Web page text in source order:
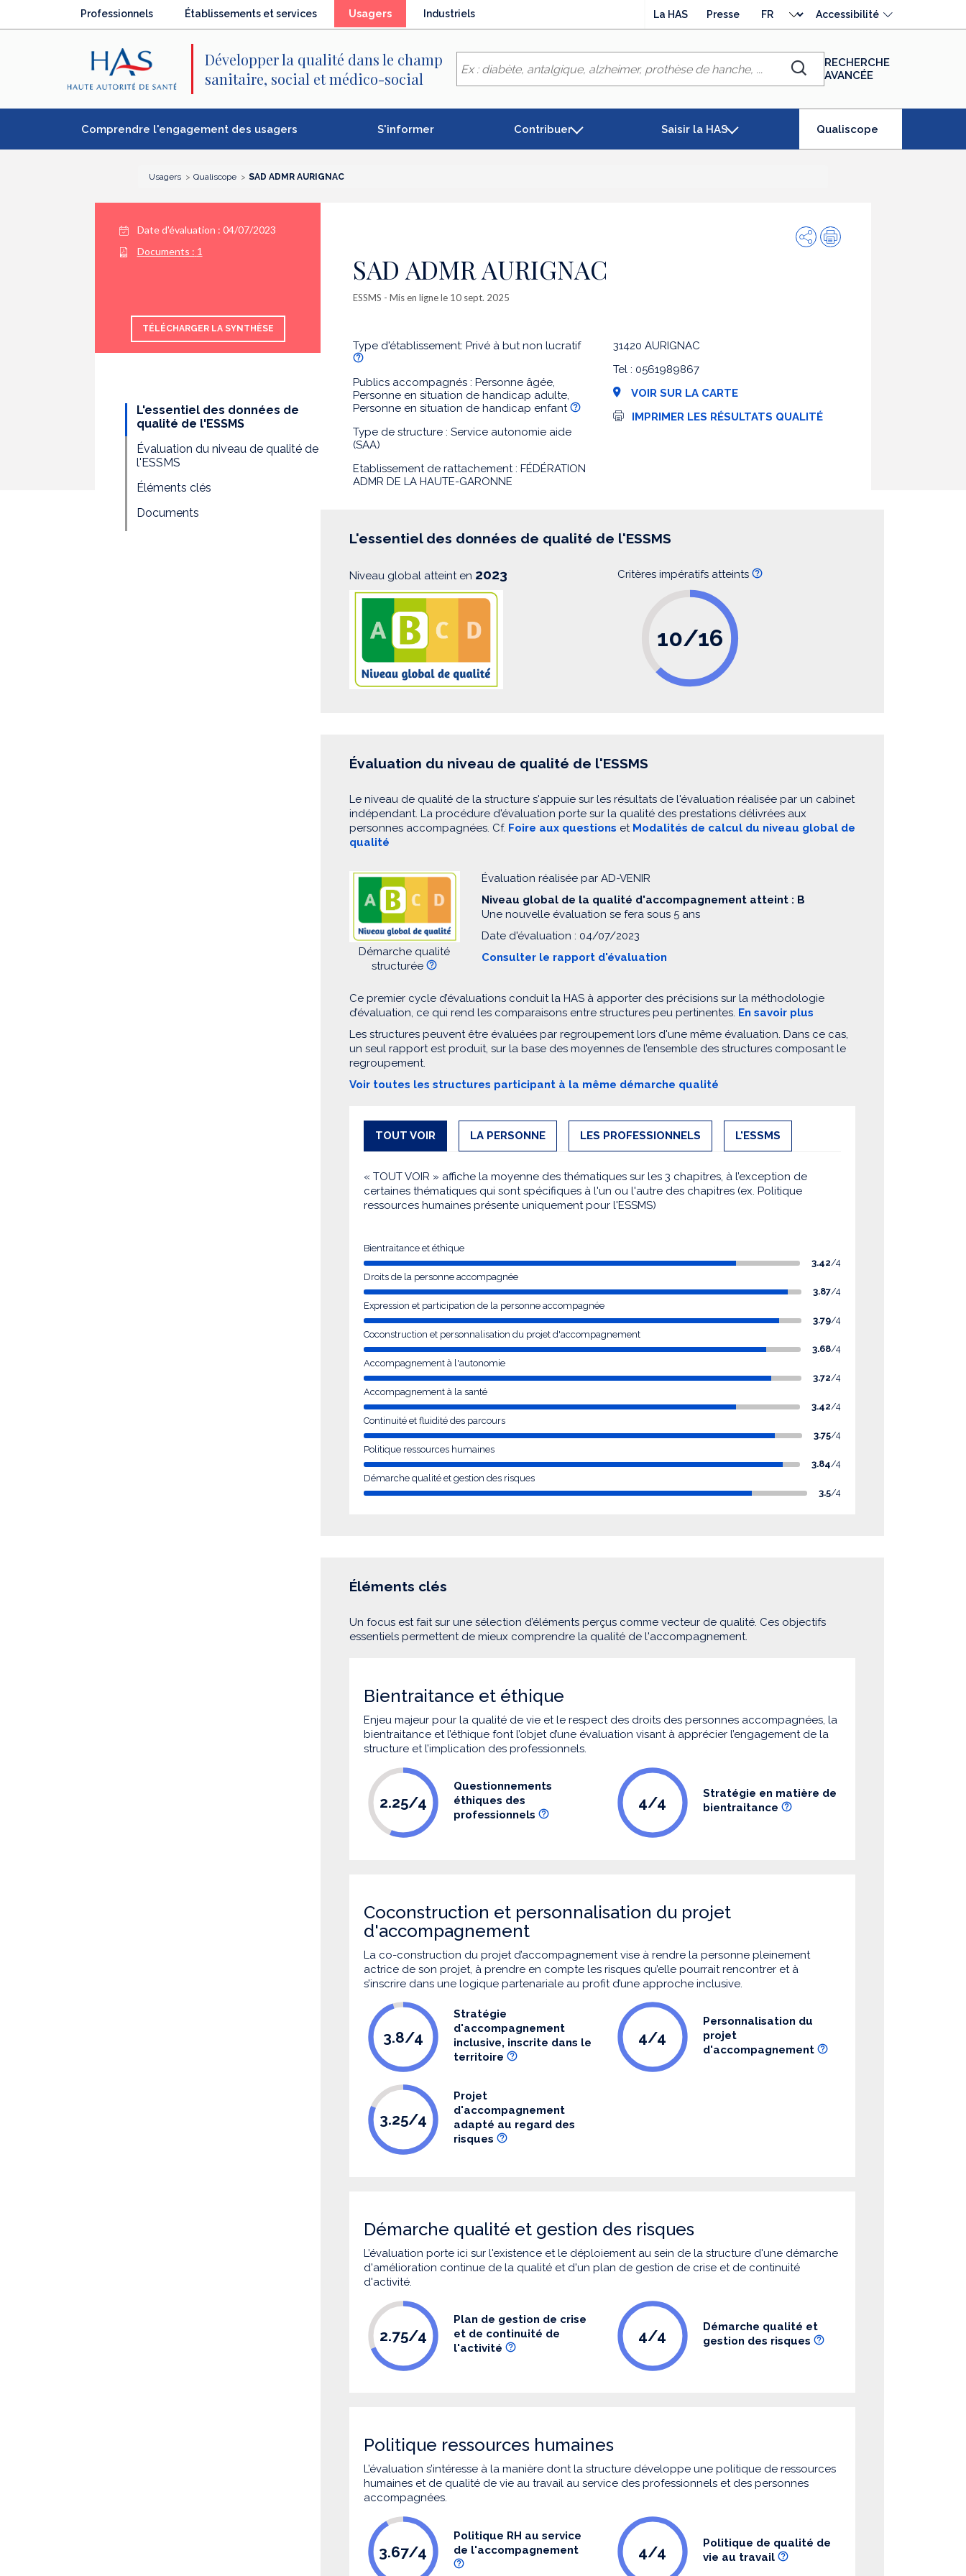
Professionnels Établissements et services Usagers(élémentIndustriels La HAS Presse
langue
Accessibilité
Développer la qualité dans le champ
sanitaire, social et médico-social
Chercher
RECHERCHE
AVANCÉE
Comprendre l'engagement des usagers S'informer Contribuer Saisir la HAS Qualiscope
Usagers Qualiscope SAD ADMR AURIGNAC
Date d'évaluation : 04/07/2023
Documents : 1
TÉLÉCHARGER LA SYNTHÈSE
L'essentiel des données de
qualité de l'ESSMS
Évaluation du niveau de qualité de
l'ESSMS
Éléments clés
Documents
PartagerImpression
SAD ADMR AURIGNAC
ESSMS - Mis en ligne le 10 sept. 2025
Type d'établissement: Privé à but non lucratif
Publics accompagnés : Personne âgée,
Personne en situation de handicap adulte,
Personne en situation de handicap enfant
Type de structure : Service autonomie aide
(SAA)
Etablissement de rattachement : FÉDÉRATION
ADMR DE LA HAUTE-GARONNE
31420 AURIGNAC
Tel : 0561989867
VOIR SUR LA CARTE
I
IMPRIMER LES RÉSULTATS QUALITÉ
L'essentiel des données de qualité de l'ESSMS
Niveau global atteint en 2023 Critères impératifs atteints
10/16
Évaluation du niveau de qualité de l'ESSMS
Le niveau de qualité de la structure s'appuie sur les résultats de l'évaluation réalisée par un cabinet
indépendant. La procédure d'évaluation porte sur la qualité des prestations délivrées aux
personnes accompagnées. Cf. Foire aux questions et Modalités de calcul du niveau global de
qualité
Démarche qualité
structurée
Évaluation réalisée par AD-VENIR
Niveau global de la qualité d'accompagnement atteint : B
Une nouvelle évaluation se fera sous 5 ans
Date d'évaluation : 04/07/2023
Consulter le rapport d'évaluation
Ce premier cycle d’évaluations conduit la HAS à apporter des précisions sur la méthodologie
d’évaluation, ce qui rend les comparaisons entre structures peu pertinentes. En savoir plus
Les structures peuvent être évaluées par regroupement lors d'une même évaluation. Dans ce cas,
un seul rapport est produit, sur la base des moyennes de l’ensemble des structures composant le
regroupement.
Voir toutes les structures participant à la même démarche qualité
TOUT VOIR LA PERSONNE LES PROFESSIONNELS L'ESSMS
« TOUT VOIR » affiche la moyenne des thématiques sur les 3 chapitres, à l’exception de
certaines thématiques qui sont spécifiques à l'un ou l'autre des chapitres (ex. Politique
ressources humaines présente uniquement pour l'ESSMS)
Bientraitance et éthique
3.42/4
Droits de la personne accompagnée
3.87/4
Expression et participation de la personne accompagnée
3.79/4
Coconstruction et personnalisation du projet d'accompagnement
3.68/4
Accompagnement à l'autonomie
3.72/4
Accompagnement à la santé
3.42/4
Continuité et fluidité des parcours
3.75/4
Politique ressources humaines
3.84/4
Démarche qualité et gestion des risques
3.5/4
Éléments clés
Un focus est fait sur une sélection d’éléments perçus comme vecteur de qualité. Ces objectifs
essentiels permettent de mieux comprendre la qualité de l'accompagnement.
Bientraitance et éthique
Enjeu majeur pour la qualité de vie et le respect des droits des personnes accompagnées, la
bientraitance et l’éthique font l’objet d’une évaluation visant à apprécier l’engagement de la
structure et l’implication des professionnels.
2.25/4
Questionnements
éthiques des
professionnels
4/4
Stratégie en matière de
bientraitance
Coconstruction et personnalisation du projet
d'accompagnement
La co-construction du projet d’accompagnement vise à rendre la personne pleinement
actrice de son projet, à prendre en compte les risques qu’elle pourrait rencontrer et à
s’inscrire dans une logique partenariale au profit d’une approche inclusive.
3.8/4
Stratégie
d'accompagnement
inclusive, inscrite dans le
territoire
4/4
Personnalisation du
projet
d'accompagnement
3.25/4
Projet
d'accompagnement
adapté au regard des
risques
Démarche qualité et gestion des risques
L’évaluation porte ici sur l'existence et le déploiement au sein de la structure d'une démarche
d'amélioration continue de la qualité et d'un plan de gestion de crise et de continuité
d'activité.
2.75/4
Plan de gestion de crise
et de continuité de
l'activité
4/4
Démarche qualité et
gestion des risques
Politique ressources humaines
L’évaluation s’intéresse à la manière dont la structure développe une politique de ressources
humaines et de qualité de vie au travail au service des professionnels et des personnes
accompagnées.
3.67/4
Politique RH au service
de l'accompagnement
4/4
Politique de qualité de
vie au travail